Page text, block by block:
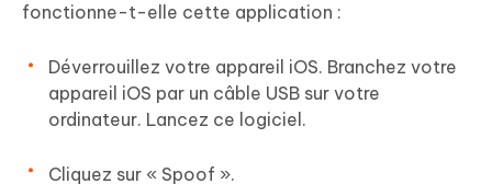
fonctionne-t-elle cette application :
Déverrouillez votre appareil iOS. Branchez votre
appareil iOS par un câble USB sur votre
ordinateur. Lancez ce logiciel.
Cliquez sur « Spoof ».